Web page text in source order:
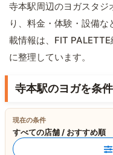
寺本駅周辺のヨガスタジ
り、料金・体験・設備
載情報は、FIT
に整理しています。
寺本駅のヨガを条
現在の条件
すべての店舗 / おすすめ順